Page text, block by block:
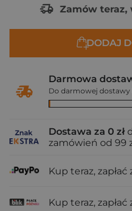
Zamów teraz,
DODAJ
Darmowa
Do darmowej dostawy
Dostawa za 0 zł
zamówień od 99
Kup teraz, zapłać
Kup teraz, zapłać